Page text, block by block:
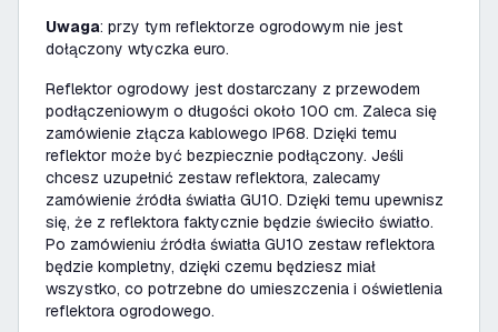
Uwaga: przy tym reflektorze ogrodowym nie jest
dołączony wtyczka euro.
Reflektor ogrodowy jest dostarczany z przewodem
podłączeniowym o długości około 100 cm. Zaleca się
zamówienie złącza kablowego IP68. Dzięki temu
reflektor może być bezpiecznie podłączony. Jeśli
chcesz uzupełnić zestaw reflektora, zalecamy
zamówienie źródła światła GU10. Dzięki temu upewnisz
się, że z reflektora faktycznie będzie świeciło światło.
Po zamówieniu źródła światła GU10 zestaw reflektora
będzie kompletny, dzięki czemu będziesz miał
wszystko, co potrzebne do umieszczenia i oświetlenia
reflektora ogrodowego.